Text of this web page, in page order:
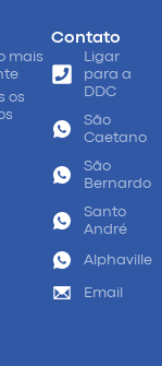
mais
os
Contato
Ligar
para a
DDC
São
Caetano
São
Bernardo
Santo
André
Alphaville
Email